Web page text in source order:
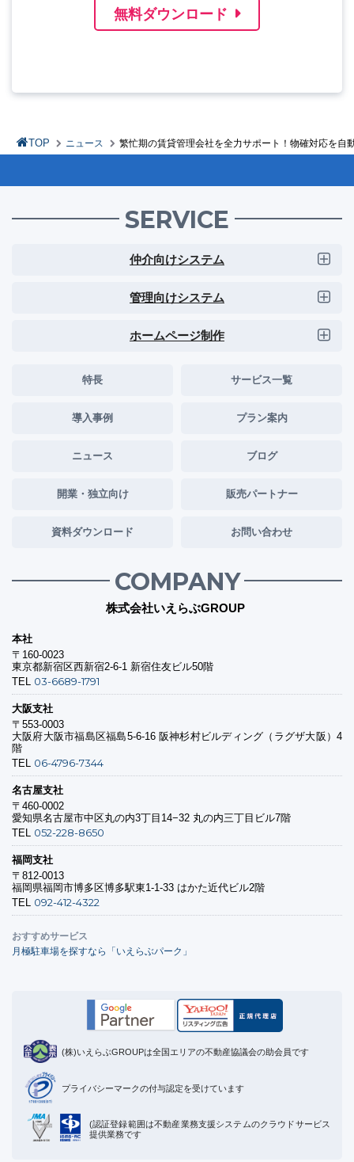
無料ダウンロード
TOP ニュース 繁忙期の賃貸管理会社を全力サポート！物確対応を自
SERVICE
仲介向けシステム
管理向けシステム
ホームページ制作
特長 サービス一覧
導入事例 プラン案内
ニュース ブログ
開業・独立向け 販売パートナー
資料ダウンロード お問い合わせ
COMPANY
株式会社いえらぶGROUP
本社
〒160-0023
東京都新宿区西新宿2-6-1 新宿住友ビル50階
TEL 03-6689-1791
大阪支社
〒553-0003
大阪府大阪市福島区福島5-6-16 阪神杉村ビルディング（ラグザ大阪）4
階
TEL 06-4796-7344
名古屋支社
〒460-0002
愛知県名古屋市中区丸の内3丁目14−32 丸の内三丁目ビル7階
TEL 052-228-8650
福岡支社
〒812-0013
福岡県福岡市博多区博多駅東1-1-33 はかた近代ビル2階
TEL 092-412-4322
おすすめサービス
月極駐車場を探すなら「いえらぶパーク」
(株)いえらぶGROUPは全国エリアの不動産協議会の助会員です
プライバシーマークの付与認定を受けています
(認証登録範囲は不動産業務支援システムのクラウドサービス
提供業務です